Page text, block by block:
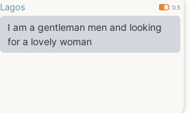
Lagos 0.5
I am a gentleman men and looking
for a lovely woman